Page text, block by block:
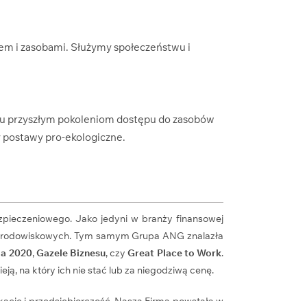
i zasobami. Służymy społeczeństwu i
pokoleniom dostępu do zasobów
postawy pro-ekologiczne.
Jako jedyni w branży finansowej
Tym samym Grupa ANG znalazła
2020,Gazele Biznesu, czyGreat Place to Work.
na który ich nie stać lub za niegodziwą cenę.